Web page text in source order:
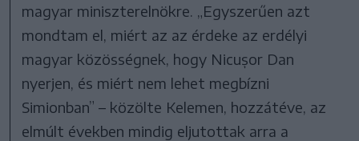
magyar miniszterelnökre. „Egyszerűen azt
mondtam el, miért az az érdeke az erdélyi
magyar közösségnek, hogy Nicușor Dan
nyerjen, és miért nem lehet megbízni
Simionban” – közölte Kelemen, hozzátéve, az
elmúlt években mindig eljutottak arra a